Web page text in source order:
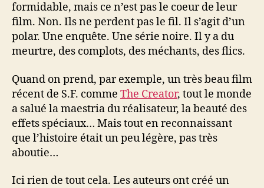
formidable, mais ce n’est pas le coeur de leur
film. Non. Ils ne perdent pas le fil. Il s’agit d’un
polar. Une enquête. Une série noire. Il y a du
meurtre, des complots, des méchants, des flics.
Quand on prend, par exemple, un très beau film
récent de S.F. comme The Creator, tout le monde
a salué la maestria du réalisateur, la beauté des
effets spéciaux… Mais tout en reconnaissant
que l’histoire était un peu légère, pas très
aboutie…
Ici rien de tout cela. Les auteurs ont créé un